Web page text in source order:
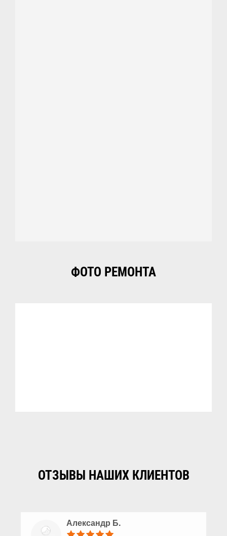
ФОТО РЕМОНТА
ОТЗЫВЫ НАШИХ КЛИЕНТОВ
Александр Б.